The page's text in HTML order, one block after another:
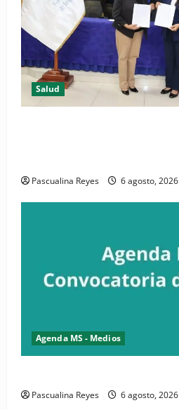
Salud
Pascualina Reyes 6 agosto, 2026
Agenda MS - Medios
Pascualina Reyes 6 agosto, 2026